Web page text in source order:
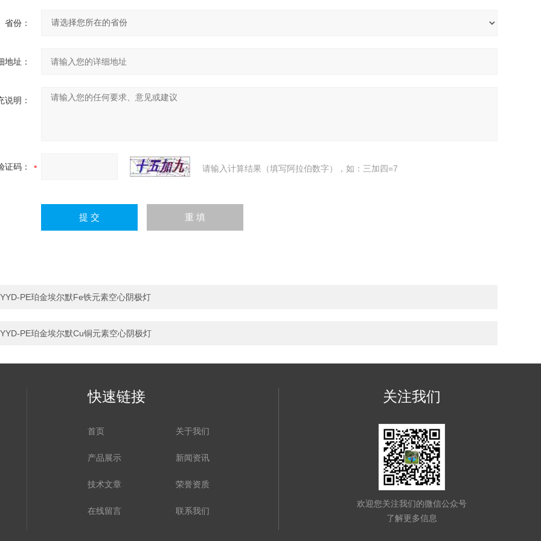
省份：
地址：
说明：
证码： 请输入计算结果（填写阿拉伯数字），如：三加四=7
YYD-PE珀金埃尔默Fe铁元素空心阴极灯
YYD-PE珀金埃尔默Cu铜元素空心阴极灯
快速链接
首页 关于我们
产品展示 新闻资讯
技术文章 荣誉资质
在线留言 联系我们
关注我们
欢迎您关注我们的微信公众号
了解更多信息